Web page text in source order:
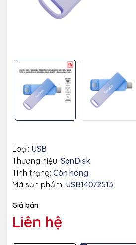
Loại: USB
Thương hiệu: SanDisk
Tình trạng: Còn hàng
Mã sản phẩm: USB14072513
Giá bán:
Liên hệ